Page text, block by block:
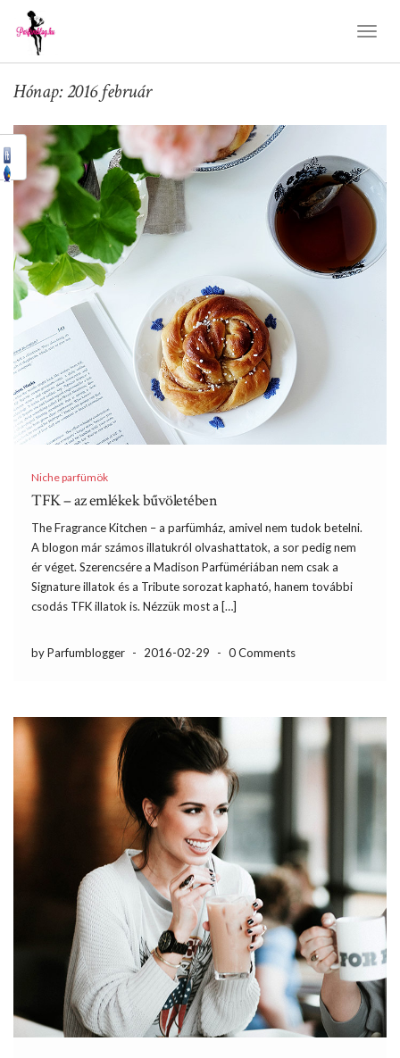
Hónap: 2016 február
Niche parfümök
TFK – az emlékek bűvöletében
The Fragrance Kitchen – a parfümház, amivel nem tudok betelni.
A blogon már számos illatukról olvashattatok, a sor pedig nem
ér véget. Szerencsére a Madison Parfümériában nem csak a
Signature illatok és a Tribute sorozat kapható, hanem további
csodás TFK illatok is. Nézzük most a […]
by Parfumblogger - 2016-02-29 - 0 Comments